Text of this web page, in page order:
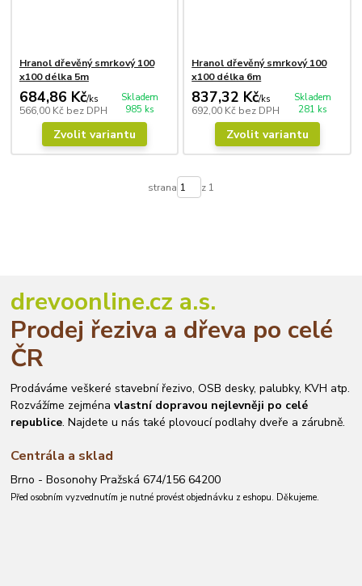
Hranol dřevěný smrkový 100
x100 délka 5m
684,86 Kč/ks
566,00 Kč bez DPH
Skladem
985 ks
Zvolit variantu
Hranol dřevěný smrkový 100
x100 délka 6m
837,32 Kč/ks
692,00 Kč bez DPH
Skladem
281 ks
Zvolit variantu
strana z 1
drevoonline.cz a.s.
Prodej řeziva a dřeva po celé
ČR
Prodáváme veškeré stavební řezivo, OSB desky, palubky, KVH atp.
Rozvážíme zejménavlastní dopravou nejlevněji po celé
republice. Najdete u nás také plovoucí podlahy dveře a zárubně.
Centrála a sklad
Brno - Bosonohy Pražská 674/156 64200
Před osobním vyzvednutím je nutné provést objednávku z eshopu. Děkujeme.